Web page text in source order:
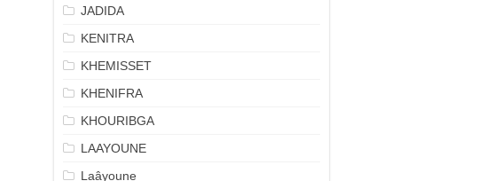
JADIDA
KENITRA
KHEMISSET
KHENIFRA
KHOURIBGA
LAAYOUNE
Laâyoune